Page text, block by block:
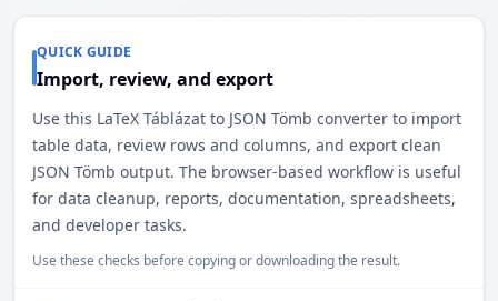
QUICK GUIDE
Import, review, and export
Use this LaTeX Táblázat to JSON Tömb converter to import
table data, review rows and columns, and export clean
JSON Tömb output. The browser-based workflow is useful
for data cleanup, reports, documentation, spreadsheets,
and developer tasks.
Use these checks before copying or downloading the result.